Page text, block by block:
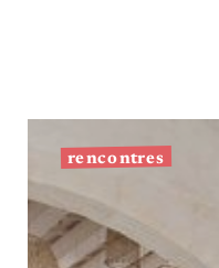
Grand hôtel
Naturel
rencontres